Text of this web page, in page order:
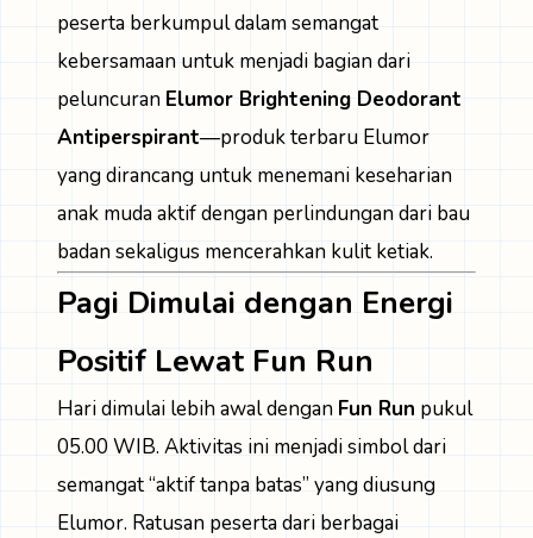
peserta berkumpul dalam semangat
kebersamaan untuk menjadi bagian dari
peluncuran Elumor Brightening Deodorant
Antiperspirant—produk terbaru Elumor
yang dirancang untuk menemani keseharian
anak muda aktif dengan perlindungan dari bau
badan sekaligus mencerahkan kulit ketiak.
Pagi Dimulai dengan Energi
Positif Lewat Fun Run
Hari dimulai lebih awal dengan Fun Run pukul
05.00 WIB. Aktivitas ini menjadi simbol dari
semangat “aktif tanpa batas” yang diusung
Elumor. Ratusan peserta dari berbagai